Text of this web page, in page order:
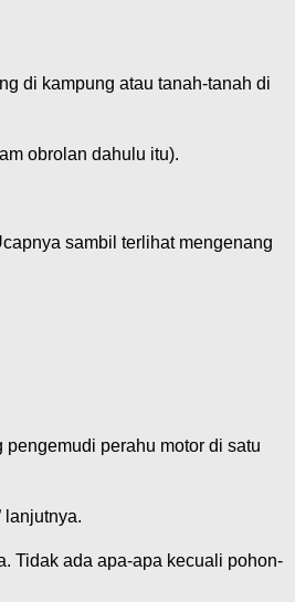
di kampung atau tanah-tanah di
obrolan dahulu itu).
sambil terlihat mengenang
perahu motor di satu
lanjutnya.
Tidak ada apa-apa kecuali pohon-